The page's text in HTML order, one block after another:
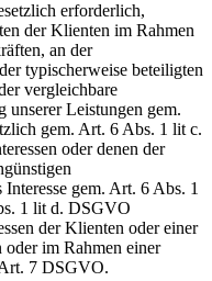
erforderlich,
der Klienten im Rahmen
an der
typischerweise beteiligten
vergleichbare
unserer Leistungen gem.
gem. Art. 6 Abs. 1 lit c.
oder denen der
gem. Art. 6 Abs. 1
1 lit d. DSGVO
der Klienten oder einer
oder im Rahmen einer
7 DSGVO.